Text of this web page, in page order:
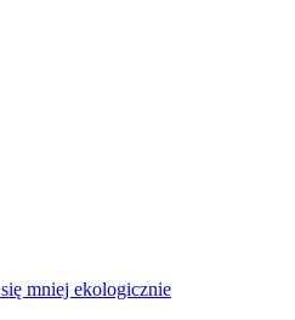
mniej ekologicznie